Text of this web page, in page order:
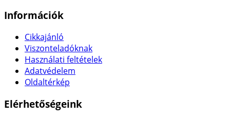
Információk
Cikkajánló
Viszonteladóknak
Használati feltételek
Adatvédelem
Oldaltérkép
Elérhetőségeink